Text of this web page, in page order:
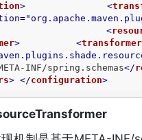
> <
=
<
> <transformer
INF/spring.schemas</
> </configuration>